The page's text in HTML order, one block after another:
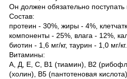
Он должен обязательно поступать
Состав:
протеин - 30%, жиры - 4%,
компоненты - 25%, влага - 12%,
биотин - 1,6 мг/кг, таурин - 1,0 мг/кг.
Витамины:
А, Д, Е, С, В1 (тиамин), В2
(холин), В5 (пантотеновая